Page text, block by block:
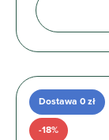
Dostawa 0 zł
-18%